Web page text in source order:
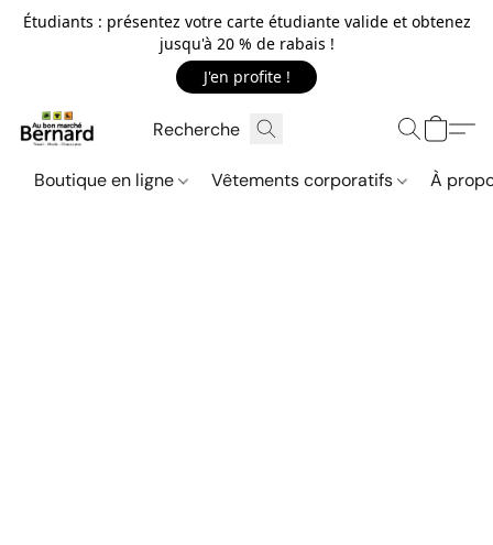
Étudiants : présentez votre carte étudiante valide et obtenez
jusqu'à 20 % de rabais !
J'en profite !
Boutique en ligne Vêtements corporatifs À